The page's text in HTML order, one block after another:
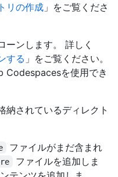
リの作成 」をご覧くださ
ーンします。 詳しく
する 」をご覧ください。
Codespacesを使用でき
納されているディレクト
ファイルがまだ含まれ
ファイルを追加しま